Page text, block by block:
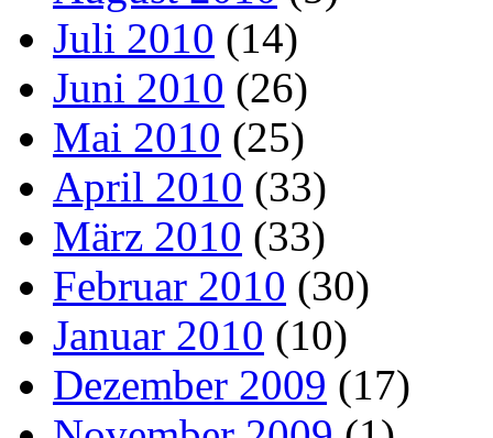
Juli 2010 (14)
Juni 2010 (26)
Mai 2010 (25)
April 2010 (33)
März 2010 (33)
Februar 2010 (30)
Januar 2010 (10)
Dezember 2009 (17)